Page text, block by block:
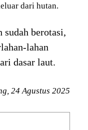
dari hutan.
berotasi,
lahan
dasar laut.
24 Agustus 2025